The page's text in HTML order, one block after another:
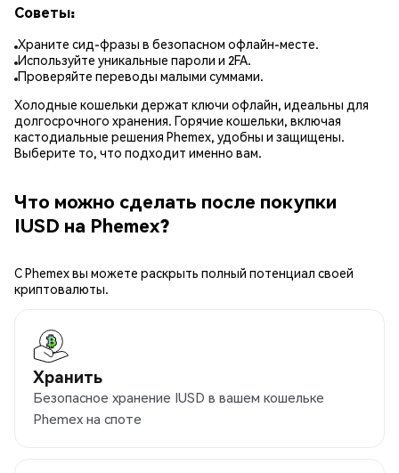
Советы:
Храните сид-фразы в безопасном офлайн-месте.
Используйте уникальные пароли и 2FA.
Проверяйте переводы малыми суммами.
Холодные кошельки держат ключи офлайн, идеальны для
долгосрочного хранения. Горячие кошельки, включая
кастодиальные решения Phemex, удобны и защищены.
Выберите то, что подходит именно вам.
Что можно сделать после покупки
IUSD на Phemex?
С Phemex вы можете раскрыть полный потенциал своей
криптовалюты.
Хранить
Безопасное хранение IUSD в вашем кошельке
Phemex на споте